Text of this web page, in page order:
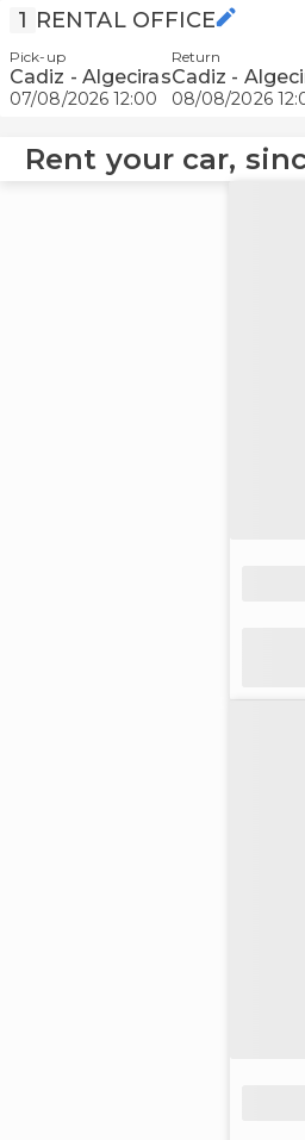
1 RENTAL OFFICE
Pick-up
Cadiz - Algeciras
07/08/2026 12:00
Return
Cadiz -
08/08/2026
Rent your car,